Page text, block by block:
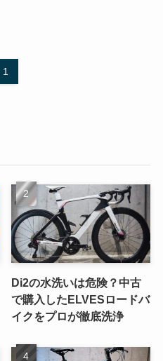
1
Di2の水洗いは危険？中古
で購入したELVESロードバ
イクをプロが徹底洗浄